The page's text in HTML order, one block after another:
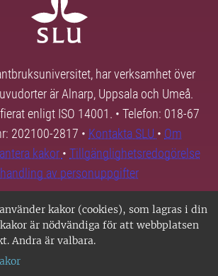
kakor (cookies), som lagras i din
är nödvändiga för att webbplatsen
Andra är valbara.
har verksamhet över
är Alnarp, Uppsala och Umeå.
enligt ISO 14001. • Telefon: 018-67
202100-2817 • Kontakta SLU • Om
kakor • Tillgänglighetsredogörelse
av personuppgifter